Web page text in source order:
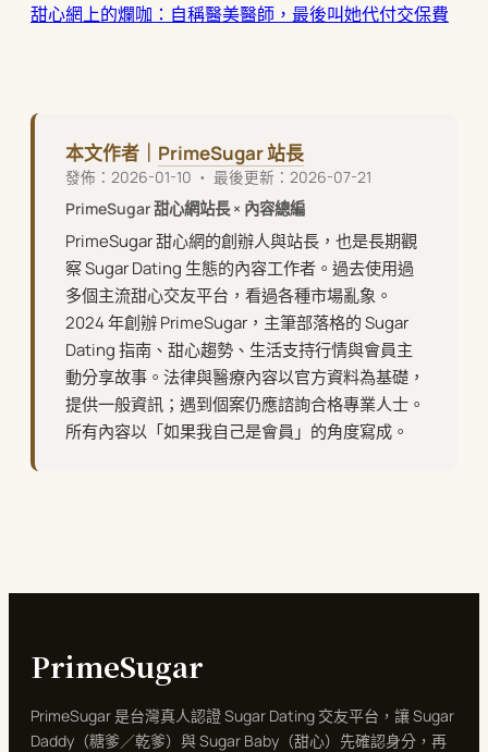
甜心網上的爛咖：自稱醫美醫師，最後叫她代付交保費
本文作者｜ PrimeSugar 站長
發佈：2026-01-10 ・ 最後更新：2026-07-21
PrimeSugar 甜心網站長 × 內容總編
PrimeSugar 甜心網的創辦人與站長，也是長期觀
察 Sugar Dating 生態的內容工作者。過去使用過
多個主流甜心交友平台，看過各種市場亂象。
2024 年創辦 PrimeSugar，主筆部落格的 Sugar
Dating 指南、甜心趨勢、生活支持行情與會員主
動分享故事。法律與醫療內容以官方資料為基礎，
提供一般資訊；遇到個案仍應諮詢合格專業人士。
所有內容以「如果我自己是會員」的角度寫成。
PrimeSugar
PrimeSugar 是台灣真人認證 Sugar Dating 交友平台，讓 Sugar
Daddy（糖爹／乾爹）與 Sugar Baby（甜心）先確認身分，再